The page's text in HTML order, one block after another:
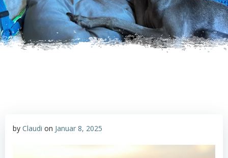
by Claudi on Januar 8, 2025